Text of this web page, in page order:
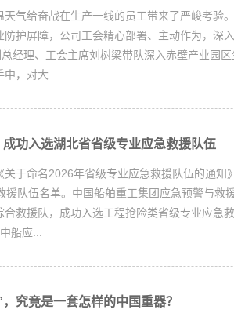
气给奋战在生产一线的员工带来了严峻考验
护屏障，公司工会精心部署、主动作为，深
经理、工会主席刘树梁带队深入赤壁产业园
，对大...
功入选湖北省省级专业应急救援队伍
于命名2026年省级专业应急救援队伍的通知
队伍名单。中国船舶重工集团应急预警与救
救援队，成功入选工程抢险类省级专业应急
船应...
究竟是一套怎样的中国重器？